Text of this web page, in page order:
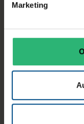
Marketing
mémoire vive et
fonctionne
connectique